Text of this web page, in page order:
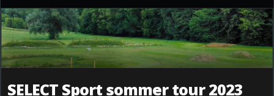
SELECT Sport sommer tour 2023